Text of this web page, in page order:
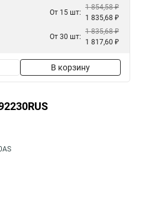
От 15 шт:
1 854,58 ₽
1 835,68 ₽
От 30 шт:
1 835,68 ₽
1 817,60 ₽
В корзину